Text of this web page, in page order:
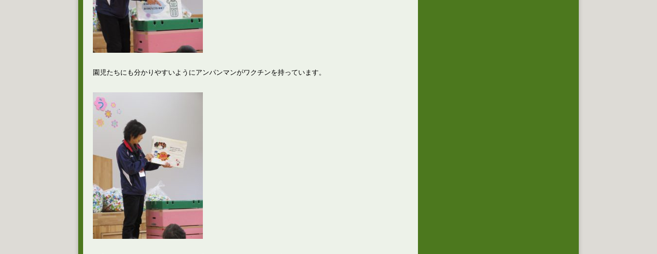
園児たちにも分かりやすいようにアンパンマンがワクチンを持っています。